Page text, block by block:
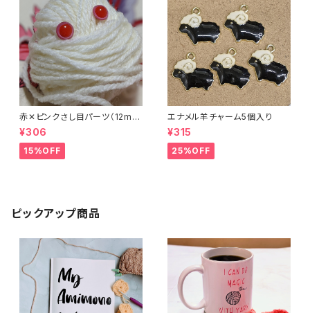
赤✕ピンクさし目パーツ（12m
m）（4個セット）
¥306
15%OFF
エナメル羊チャーム5個入り
¥315
25%OFF
ピックアップ商品